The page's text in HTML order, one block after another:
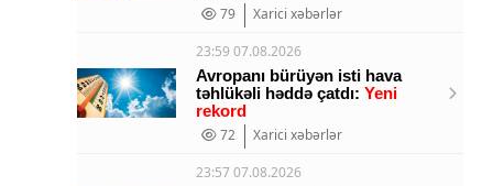
79
Xarici xəbərlər
23:59 07.08.2026
Avropanı bürüyən isti hava
təhlükəli həddə çatdı: Yeni
rekord
72
Xarici xəbərlər
23:57 07.08.2026